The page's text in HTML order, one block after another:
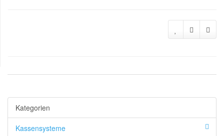
Kategorien
Kassensysteme